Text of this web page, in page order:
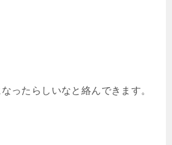
ったらしいなと絡んできます。